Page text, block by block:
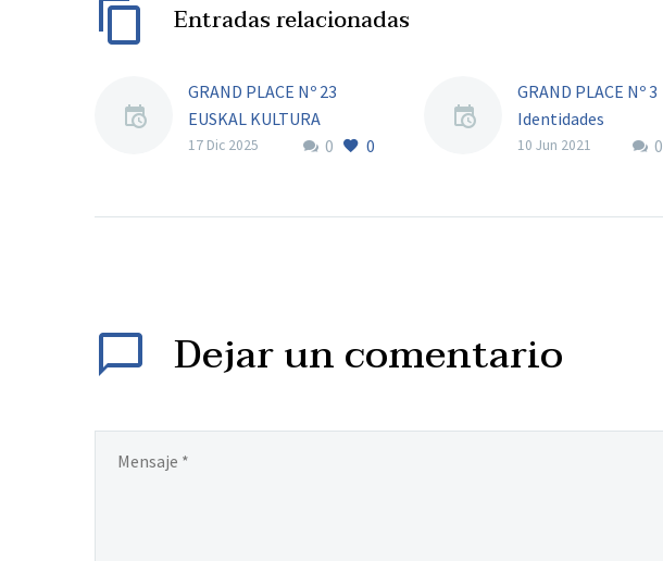
Entradas relacionadas
GRAND PLACE Nº 23
EUSKAL KULTURA
0
0
17 Dic 2025
GRAND PLACE Nº 3
Identidades
0
10 Jun 2021
Dejarun comentario